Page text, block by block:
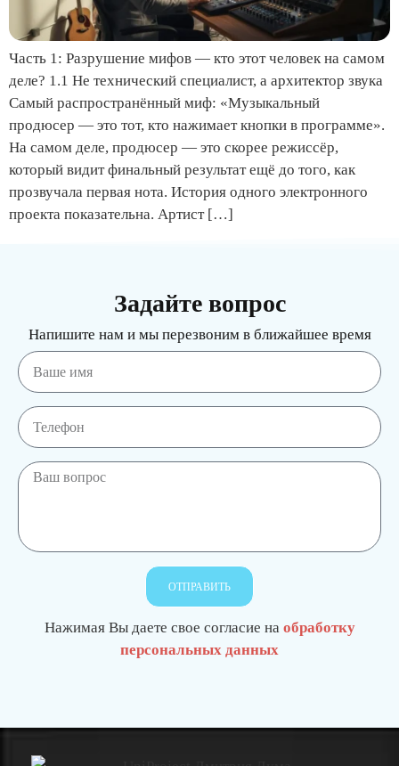
Часть 1: Разрушение мифов — кто этот человек на самом
деле? 1.1 Не технический специалист, а архитектор звука
Самый распространённый миф: «Музыкальный
продюсер — это тот, кто нажимает кнопки в программе».
На самом деле, продюсер — это скорее режиссёр,
который видит финальный результат ещё до того, как
прозвучала первая нота. История одного электронного
проекта показательна. Артист […]
Задайте вопрос
Напишите нам и мы перезвоним в ближайшее время
ОТПРАВИТЬ
Нажимая Вы даете свое согласие на обработку
персональных данных